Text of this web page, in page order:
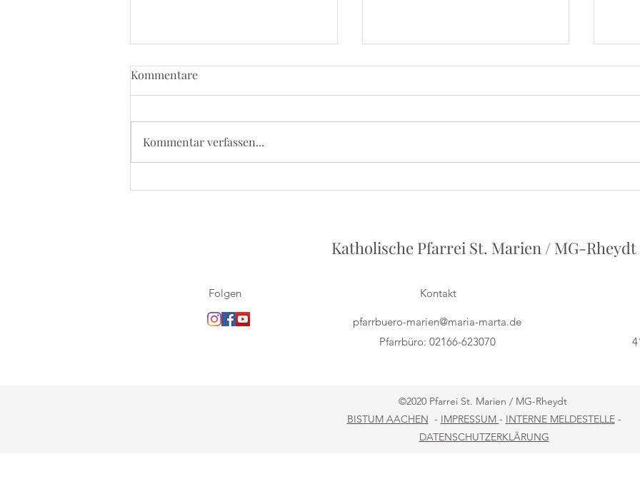
5. September 2026 - Kevelaer
Herbert Grönemeyer - Ein
Irish
Kommentare
Kommentar verfassen...
Katholische Pfarrei St. Marien / MG-Rheydt
Folgen Kontakt
pfarrbuero-marien@maria-marta.de
Pfarrbüro: 02166-623070
©2020 Pfarrei St. Marien / MG-Rheydt
BISTUM AACHEN - IMPRESSUM - INTERNE MELDESTELLE-
DATENSCHUTZERKLÄRUNG